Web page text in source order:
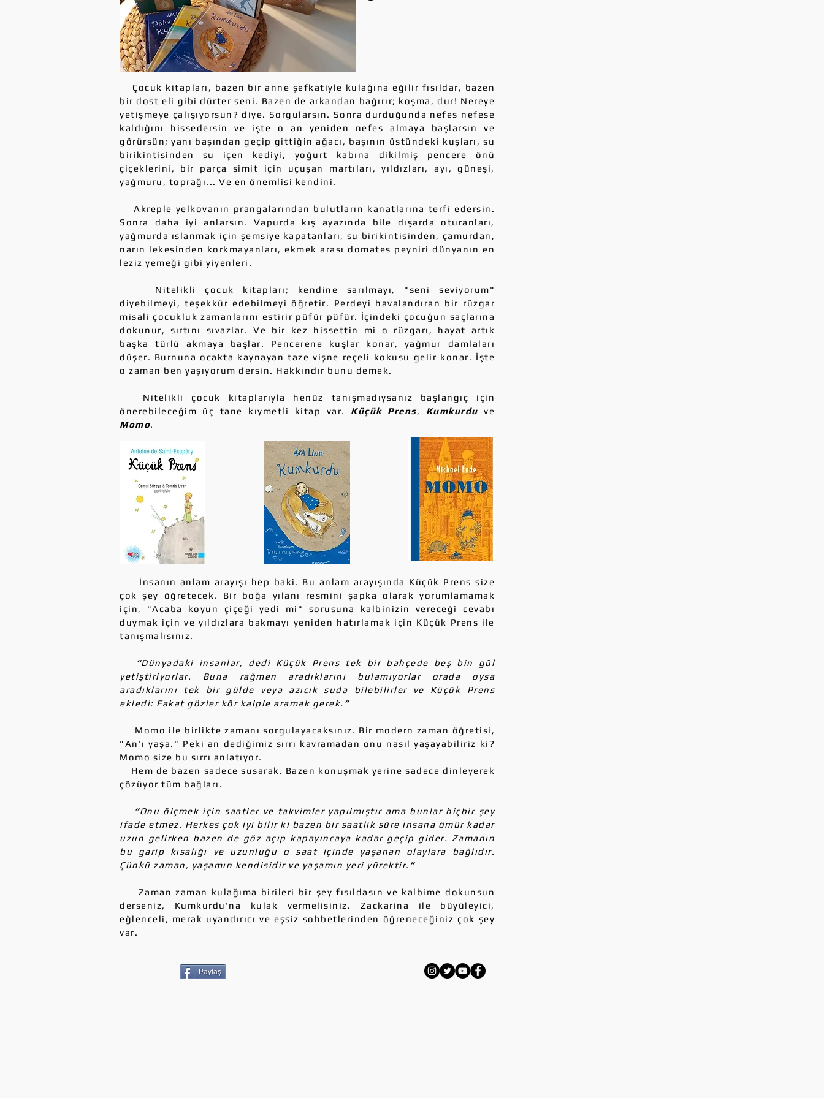
Çocuk kitapları, bazen bir anne şefkatiyle kulağına eğilir fısıldar, bazen
bir dost eli gibi dürter seni. Bazen de arkandan bağırır; koşma, dur! Nereye
yetişmeye çalışıyorsun? diye. Sorgularsın. Sonra durduğunda nefes nefese
kaldığını hissedersin ve işte o an yeniden nefes almaya başlarsın ve
görürsün; yanı başından geçip gittiğin ağacı, başının üstündeki kuşları, su
birikintisinden su içen kediyi, yoğurt kabına dikilmiş pencere önü
çiçeklerini, bir parça simit için uçuşan martıları, yıldızları, ayı, güneşi,
yağmuru, toprağı... Ve en önemlisi kendini.
Akreple yelkovanın prangalarından bulutların kanatlarına terfi edersin.
Sonra daha iyi anlarsın. Vapurda kış ayazında bile dışarda oturanları,
yağmurda ıslanmak için şemsiye kapatanları, su birikintisinden, çamurdan,
narın lekesinden korkmayanları, ekmek arası domates peyniri dünyanın en
leziz yemeği gibi yiyenleri.
Nitelikli çocuk kitapları; kendine sarılmayı, "seni seviyorum"
diyebilmeyi, teşekkür edebilmeyi öğretir. Perdeyi havalandıran bir rüzgar
misali çocukluk zamanlarını estirir püfür püfür. İçindeki çocuğun saçlarına
dokunur, sırtını sıvazlar. Ve bir kez hissettin mi o rüzgarı, hayat artık
başka türlü akmaya başlar. Pencerene kuşlar konar, yağmur damlaları
düşer. Burnuna ocakta kaynayan taze vişne reçeli kokusu gelir konar. İşte
o zaman ben yaşıyorum dersin. Hakkındır bunu demek.
Nitelikli çocuk kitaplarıyla henüz tanışmadıysanız başlangıç için
önerebileceğim üç tane kıymetli kitap var. Küçük Prens, Kumkurduve
Momo.
İnsanın anlam arayışı hep baki. Bu anlam arayışında Küçük Prens size
çok şey öğretecek. Bir boğa yılanı resmini şapka olarak yorumlamamak
için, "Acaba koyun çiçeği yedi mi" sorusuna kalbinizin vereceği cevabı
duymak için ve yıldızlara bakmayı yeniden hatırlamak için Küçük Prens ile
tanışmalısınız.
“Dünyadaki insanlar, dedi Küçük Prens tek bir bahçede beş bin gül
yetiştiriyorlar. Buna rağmen aradıklarını bulamıyorlar orada oysa
aradıklarını tek bir gülde veya azıcık suda bilebilirler ve Küçük Prens
ekledi: Fakat gözler kör kalple aramak gerek. ”
Momo ile birlikte zamanı sorgulayacaksınız. Bir modern zaman öğretisi,
"An'ı yaşa." Peki an dediğimiz sırrı kavramadan onu nasıl yaşayabiliriz ki?
Momo size bu sırrı anlatıyor.
Hem de bazen sadece susarak. Bazen konuşmak yerine sadece dinleyerek
çözüyor tüm bağları.
“Onu ölçmek için saatler ve takvimler yapılmıştır ama bunlar hiçbir şey
ifade etmez. Herkes çok iyi bilir ki bazen bir saatlik süre insana ömür kadar
uzun gelirken bazen de göz açıp kapayıncaya kadar geçip gider. Zamanın
bu garip kısalığı ve uzunluğu o saat içinde yaşanan olaylara bağlıdır.
Çünkü zaman, yaşamın kendisidir ve yaşamın yeri yürektir. ”
Zaman zaman kulağıma birileri bir şey fısıldasın ve kalbime dokunsun
derseniz, Kumkurdu'na kulak vermelisiniz. Zackarina ile büyüleyici,
eğlenceli, merak uyandırıcı ve eşsiz sohbetlerinden öğreneceğiniz çok şey
var.
Paylaş